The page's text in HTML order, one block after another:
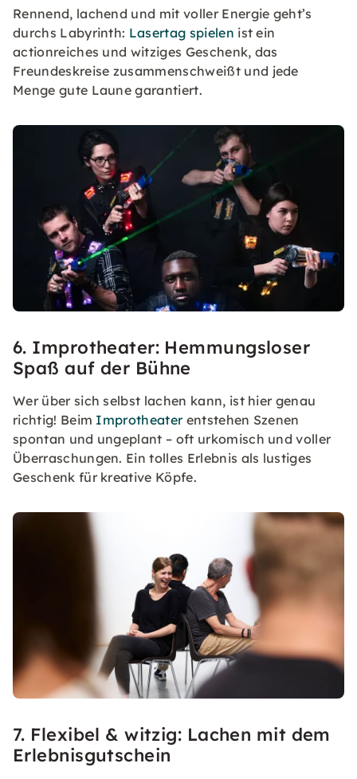
Rennend, lachend und mit voller Energie geht’s
durchs Labyrinth: Lasertag spielen ist ein
actionreiches und witziges Geschenk, das
Freundeskreise zusammenschweißt und jede
Menge gute Laune garantiert.
6. Improtheater: Hemmungsloser
Spaß auf der Bühne
Wer über sich selbst lachen kann, ist hier genau
richtig! Beim Improtheaterentstehen Szenen
spontan und ungeplant – oft urkomisch und voller
Überraschungen. Ein tolles Erlebnis als lustiges
Geschenk für kreative Köpfe.
7. Flexibel & witzig: Lachen mit dem
Erlebnisgutschein